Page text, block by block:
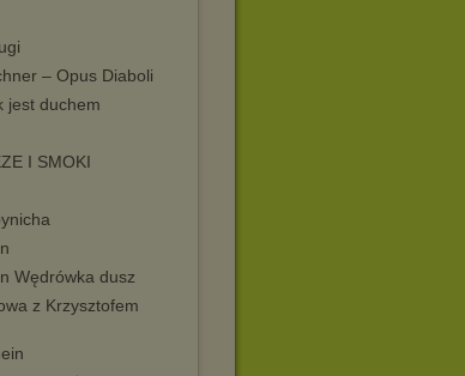
– Opus Diaboli
jest duchem
I SMOKI
Wędrówka dusz
z Krzysztofem